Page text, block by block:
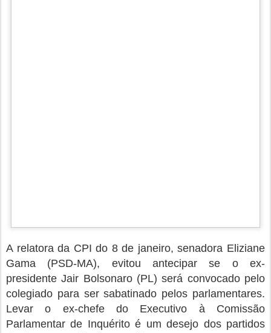
ou não é um debate que poderá ocorrer ao longo do
processo, acho que antecipar agora quem será
convocado é temerário. Estamos em uma primeira
fase do processo e nessa fase da investigação a
gente precisa demarcar o ponto fundamental que é a
busca dos autores intelectuais e financiadores. As